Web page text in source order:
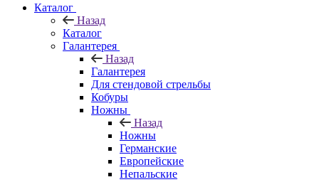
Каталог
Назад
Каталог
Галантерея
Назад
Галантерея
Для стендовой стрельбы
Кобуры
Ножны
Назад
Ножны
Германские
Европейские
Непальские